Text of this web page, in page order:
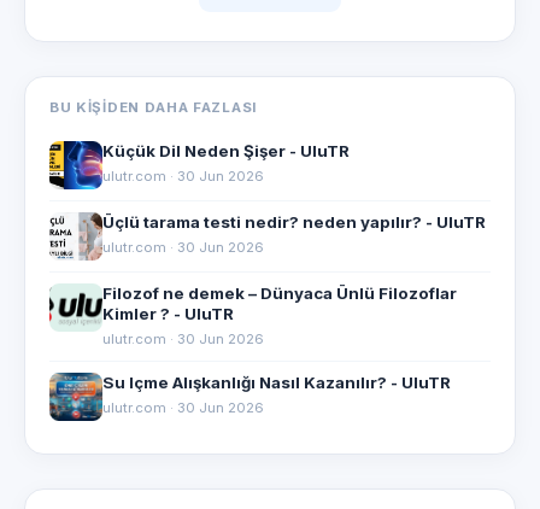
BU KIŞIDEN DAHA FAZLASI
Küçük Dil Neden Şişer - UluTR
ulutr.com · 30 Jun 2026
Üçlü tarama testi nedir? neden yapılır? - UluTR
ulutr.com · 30 Jun 2026
Filozof ne demek – Dünyaca Ünlü Filozoflar
Kimler ? - UluTR
ulutr.com · 30 Jun 2026
Su Içme Alışkanlığı Nasıl Kazanılır? - UluTR
ulutr.com · 30 Jun 2026